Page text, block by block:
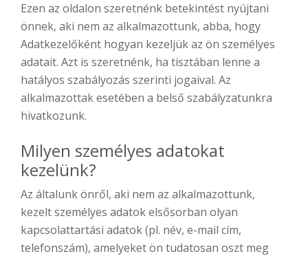
Ezen az oldalon szeretnénk betekintést nyújtani
önnek, aki nem az alkalmazottunk, abba, hogy
Adatkezelőként hogyan kezeljük az ön személyes
adatait. Azt is szeretnénk, ha tisztában lenne a
hatályos szabályozás szerinti jogaival. Az
alkalmazottak esetében a belső szabályzatunkra
hivatkozunk.
Milyen személyes adatokat
kezelünk?
Az általunk önről, aki nem az alkalmazottunk,
kezelt személyes adatok elsősorban olyan
kapcsolattartási adatok (pl. név, e-mail cím,
telefonszám), amelyeket ön tudatosan oszt meg